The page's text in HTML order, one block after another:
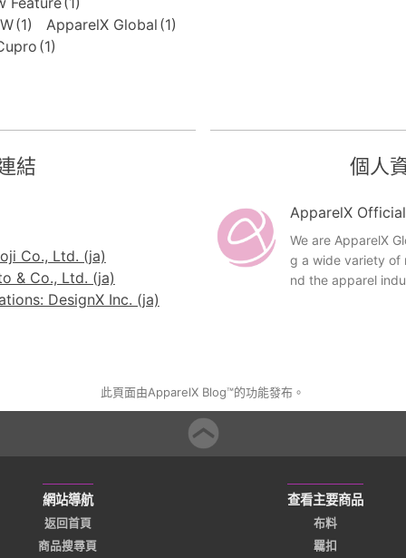
(1) ApparelX Global (1)
(1)
結
Co., Ltd. (ja)
& Co., Ltd. (ja)
DesignX Inc. (ja)
個人
ApparelX
We are ApparelX
g a wide variety of
nd the apparel
此頁面由ApparelX Blog™的功能發布。
網站導航
返回首頁
商品搜尋頁
查看主要商品
布料
羈扣